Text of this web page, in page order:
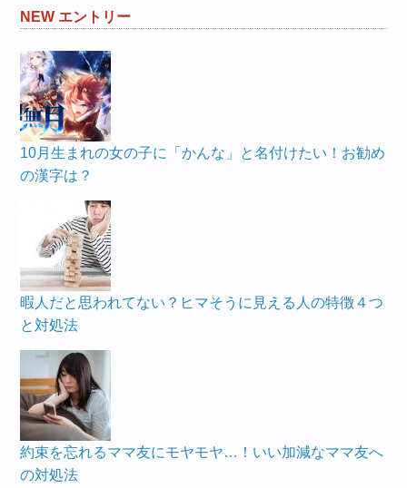
NEW エントリー
10月生まれの女の子に「かんな」と名付けたい！お勧め
の漢字は？
暇人だと思われてない？ヒマそうに見える人の特徴４つ
と対処法
約束を忘れるママ友にモヤモヤ…！いい加減なママ友へ
の対処法